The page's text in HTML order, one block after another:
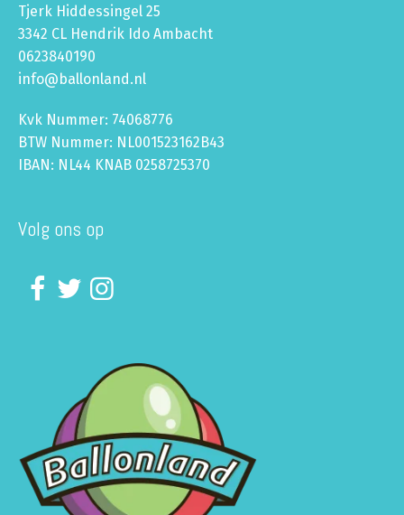
Tjerk Hiddessingel 25
3342 CL Hendrik Ido Ambacht
0623840190
info@ballonland.nl
Kvk Nummer: 74068776
BTW Nummer: NL001523162B43
IBAN: NL44 KNAB 0258725370
Volg ons op